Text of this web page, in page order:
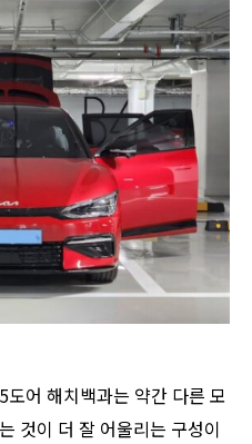
어 해치백과는 약간 다른 모
것이 더 잘 어울리는 구성이